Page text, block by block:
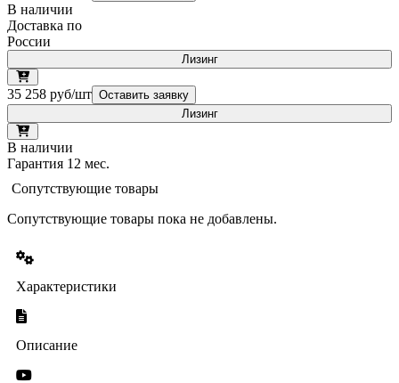
В наличии
Доставка по
России
Лизинг
35 258 руб/шт Оставить заявку
Лизинг
В наличии
Гарантия 12 мес.
Сопутствующие товары
Сопутствующие товары пока не добавлены.
Характеристики
Описание